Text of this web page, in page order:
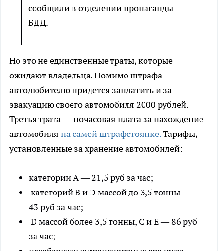
сообщили в отделении пропаганды
БДД.
Но это не единственные траты, которые
ожидают владельца. Помимо штрафа
автолюбителю придется заплатить и за
эвакуацию своего автомобиля 2000 рублей.
Третья трата — почасовая плата за нахождение
автомобиля на самой штрафстоянке.Тарифы,
установленные за хранение автомобилей:
категории А — 21,5 руб за час;
категорий В и D массой до 3,5 тонны —
43 руб за час;
D массой более 3,5 тонны, С и E — 86 руб
за час;